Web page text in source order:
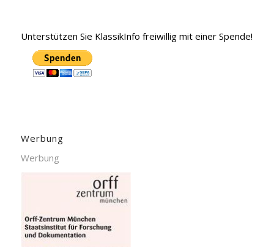
Unterstützen Sie KlassikInfo freiwillig mit einer Spende!
Werbung
Werbung